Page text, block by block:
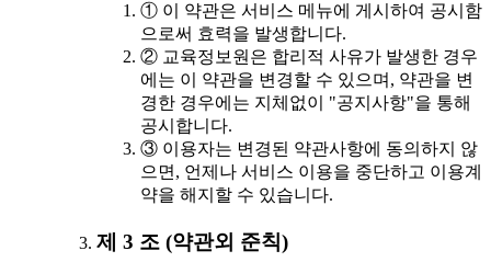
① 이 약관은 서비스 메뉴에 게시하여 공시함
으로써 효력을 발생합니다.
② 교육정보원은 합리적 사유가 발생한 경우
에는 이 약관을 변경할 수 있으며, 약관을 변
경한 경우에는 지체없이 "공지사항"을 통해
공시합니다.
③ 이용자는 변경된 약관사항에 동의하지 않
으면, 언제나 서비스 이용을 중단하고 이용계
약을 해지할 수 있습니다.
제 3 조 (약관외 준칙)